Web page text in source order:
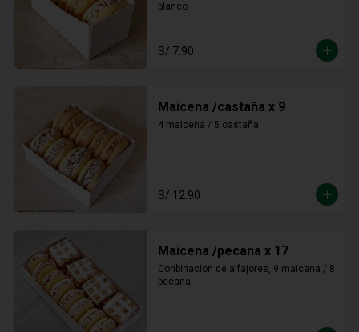
blanco
S/ 7.90
Maicena /castaña x 9
4 maicena / 5 castaña
S/ 12.90
Maicena /pecana x 17
Conbinacion de alfajores, 9 maicena / 8
pecana